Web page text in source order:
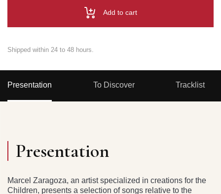
Add to cart
Shipped within 24 to 48 hours.
Presentation To Discover Tracklist
Presentation
Marcel Zaragoza, an artist specialized in creations for the
Children, presents a selection of songs relative to the